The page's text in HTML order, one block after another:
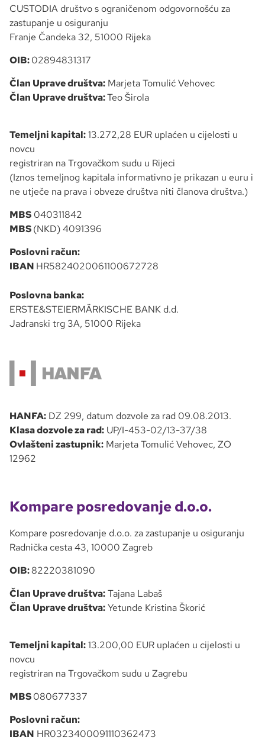
CUSTODIA društvo s ograničenom odgovornošću za
zastupanje u osiguranju
Franje Čandeka 32, 51000 Rijeka
OIB:02894831317
Član Uprave društva: Marjeta Tomulić Vehovec
Član Uprave društva:Teo Širola
Temeljni kapital:13.272,28 EUR uplaćen u cijelosti u
novcu
registriran na Trgovačkom sudu u Rijeci
(Iznos temeljnog kapitala informativno je prikazan u euru i
ne utječe na prava i obveze društva niti članova društva.)
MBS 040311842
MBS(NKD) 4091396
Poslovni račun:
IBAN HR5824020061100672728
Poslovna banka:
ERSTE&STEIERMÄRKISCHE BANK d.d.
Jadranski trg 3A, 51000 Rijeka
HANFA: DZ 299, datum dozvole za rad 09.08.2013.
Klasa dozvole za rad: UP/I-453-02/13-37/38
Ovlašteni zastupnik: Marjeta Tomulić Vehovec, ZO
12962
Kompare posredovanje d.o.o.
Kompare posredovanje d.o.o. za zastupanje u osiguranju
Radnička cesta 43, 10000 Zagreb
OIB:82220381090
Član Uprave društva:Tajana Labaš
Član Uprave društva:Yetunde Kristina Škorić
Temeljni kapital:13.200,00 EUR uplaćen u cijelosti u
novcu
registriran na Trgovačkom sudu u Zagrebu
MBS080677337
Poslovni račun:
IBAN HR0323400091110362473